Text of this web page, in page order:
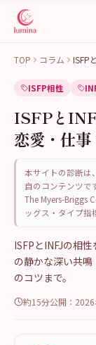
TOP コラム ISFP
ISFP相性
ISFPと
恋愛・仕
本サイトの診断は
自のコンテンツで
The Myers-Briggs
ッグス・タイプ指
ISFPとINFJの相
の静かな深い共鳴
のコツまで。
約15分公開：